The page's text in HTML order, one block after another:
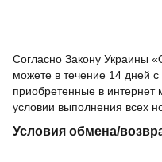
Согласно Закону Украины
можете в течение 14 дней с
приобретенные в интернет
условии выполнения всех
Условия обмена/